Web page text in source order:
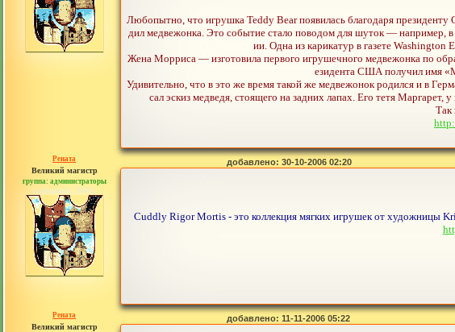
Любопытно, что игрушка Teddy Bear появилась благодаря
дил медвежонка. Это событие стало поводом для шуток — например, в
ии. Одна из карикатур в газете
Жена Морриса — изготовила первого игрушечного медвежонка по
езидента США получил имя
Удивительно, что в это же время такой же медвежонок родился и в
сал эскиз медведя, стоящего на задних лапах. Его тетя
Так
Рената
Великий магистр
группа: администраторы
сообщений: 30442
добавлено: 30-10-2006 02:20
Cuddly Rigor Mortis - это коллекция мягких игрушек от художницы
Рената
Великий магистр
добавлено: 11-11-2006 05:22